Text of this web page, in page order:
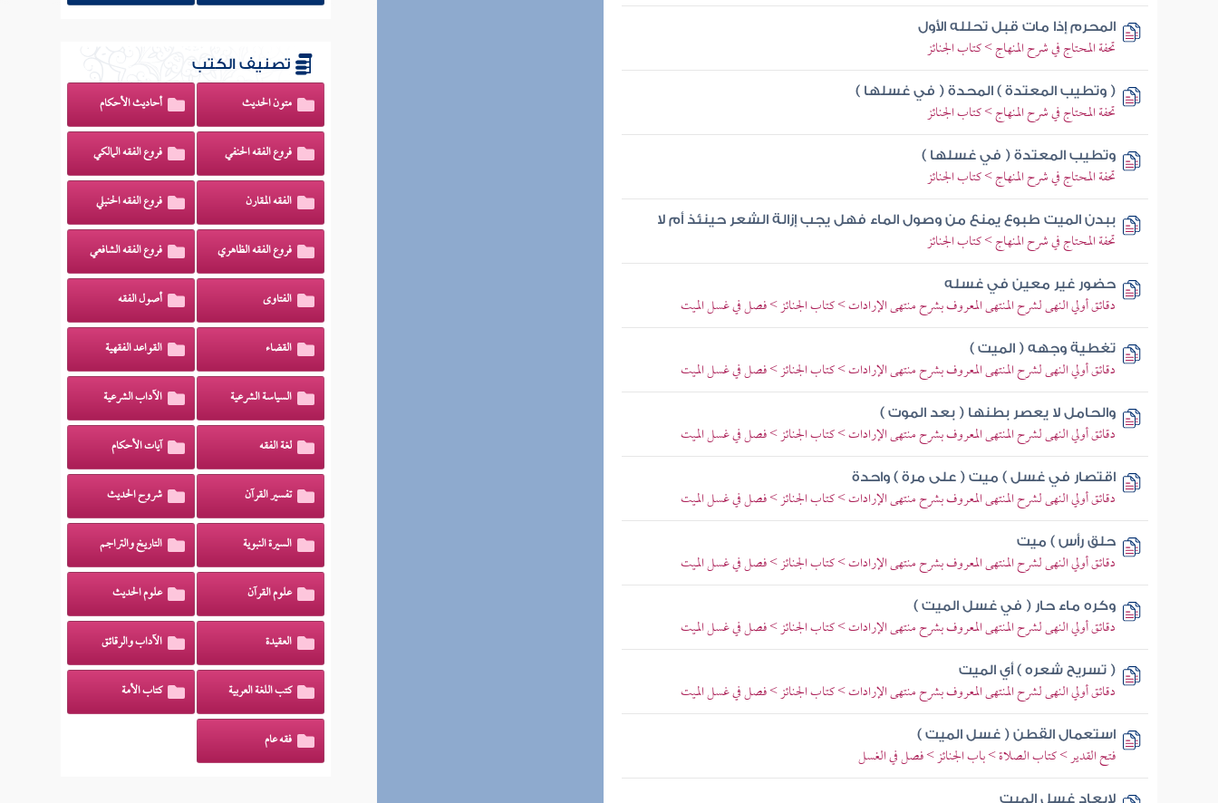
المحرم إذا مات قبل تحلله الأول
تحفة المحتاج في شرح المنهاج > كتاب الجنائز
( وتطيب المعتدة ) المحدة ( في غسلها )
تحفة المحتاج في شرح المنهاج > كتاب الجنائز
وتطيب المعتدة ( في غسلها )
تحفة المحتاج في شرح المنهاج > كتاب الجنائز
ببدن الميت طبوع يمنع من وصول الماء فهل يجب إزالة الشعر حينئذ أم لا
تحفة المحتاج في شرح المنهاج > كتاب الجنائز
حضور غير معين في غسله
دقائق أولي النهى لشرح المنتهى المعروف بشرح منتهى الإرادات > كتاب الجنائز > فصل في غسل الميت
تغطية وجهه ( الميت )
دقائق أولي النهى لشرح المنتهى المعروف بشرح منتهى الإرادات > كتاب الجنائز > فصل في غسل الميت
والحامل لا يعصر بطنها ( بعد الموت )
دقائق أولي النهى لشرح المنتهى المعروف بشرح منتهى الإرادات > كتاب الجنائز > فصل في غسل الميت
اقتصار في غسل ) ميت ( على مرة ) واحدة
دقائق أولي النهى لشرح المنتهى المعروف بشرح منتهى الإرادات > كتاب الجنائز > فصل في غسل الميت
حلق رأس ) ميت
دقائق أولي النهى لشرح المنتهى المعروف بشرح منتهى الإرادات > كتاب الجنائز > فصل في غسل الميت
وكره ماء حار ( في غسل الميت )
دقائق أولي النهى لشرح المنتهى المعروف بشرح منتهى الإرادات > كتاب الجنائز > فصل في غسل الميت
( تسريح شعره ) أي الميت
دقائق أولي النهى لشرح المنتهى المعروف بشرح منتهى الإرادات > كتاب الجنائز > فصل في غسل الميت
استعمال القطن ( غسل الميت )
فتح القدير > كتاب الصلاة > باب الجنائز > فصل في الغسل
لإيعاد غسل الميت
تصنيف الكتب
متون الحديث أحاديث الأحكام
فروع الفقه الحنفي فروع الفقه المالكي
الفقه المقارن فروع الفقه الحنبلي
فروع الفقه الظاهري فروع الفقه الشافعي
الفتاوى أصول الفقه
القضاء القواعد الفقهية
السياسة الشرعية الآداب الشرعية
لغة الفقه آيات الأحكام
تفسير القرآن شروح الحديث
السيرة النبوية التاريخ والتراجم
علوم القرآن علوم الحديث
العقيدة الآداب والرقائق
كتب اللغة العربية كتاب الأمة
فقه عام